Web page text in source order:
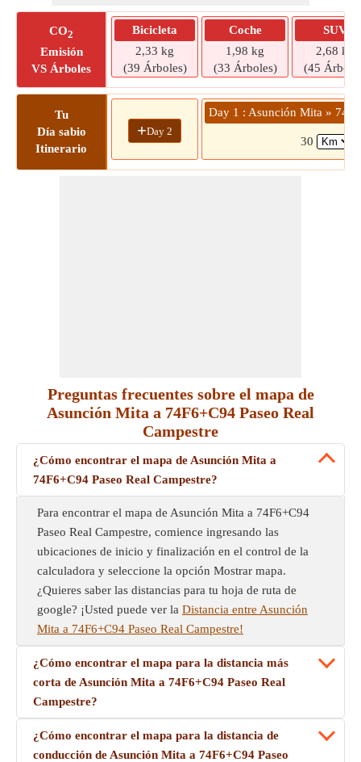
CO2
Emisión
VS Árboles
Bicicleta
2,33 kg
(39 Árboles)
Coche
1,98 kg
(33 Árboles)
SUV
2,68 kg
(45
Tu
Día sabio
Itinerario
+Day 2
Day 1 : Asunción Mita »
30
Preguntas frecuentes sobre el mapa de
Asunción Mita a 74F6+C94 Paseo Real
Campestre
¿Cómo encontrar el mapa de Asunción Mita a
74F6+C94 Paseo Real Campestre?
Para encontrar el mapa de Asunción Mita a 74F6+C94
Paseo Real Campestre, comience ingresando las
ubicaciones de inicio y finalización en el control de la
calculadora y seleccione la opción Mostrar mapa.
¿Quieres saber las distancias para tu hoja de ruta de
google? ¡Usted puede ver la Distancia entre Asunción
Mita a 74F6+C94 Paseo Real Campestre!
¿Cómo encontrar el mapa para la distancia más
corta de Asunción Mita a 74F6+C94 Paseo Real
Campestre?
¿Cómo encontrar el mapa para la distancia de
conducción de Asunción Mita a 74F6+C94 Paseo